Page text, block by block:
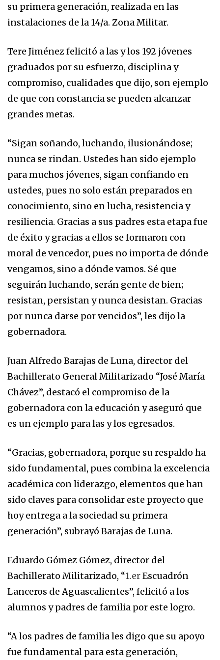
su primera generación, realizada en las
instalaciones de la 14/a. Zona Militar.
Tere Jiménez felicitó a las y los 192 jóvenes
graduados por su esfuerzo, disciplina y
compromiso, cualidades que dijo, son ejemplo
de que con constancia se pueden alcanzar
grandes metas.
“Sigan soñando, luchando, ilusionándose;
nunca se rindan. Ustedes han sido ejemplo
para muchos jóvenes, sigan confiando en
ustedes, pues no solo están preparados en
conocimiento, sino en lucha, resistencia y
resiliencia. Gracias a sus padres esta etapa fue
de éxito y gracias a ellos se formaron con
moral de vencedor, pues no importa de dónde
vengamos, sino a dónde vamos. Sé que
seguirán luchando, serán gente de bien;
resistan, persistan y nunca desistan. Gracias
por nunca darse por vencidos”, les dijo la
gobernadora.
Juan Alfredo Barajas de Luna, director del
Bachillerato General Militarizado “José María
Chávez”, destacó el compromiso de la
gobernadora con la educación y aseguró que
es un ejemplo para las y los egresados.
“Gracias, gobernadora, porque su respaldo ha
sido fundamental, pues combina la excelencia
académica con liderazgo, elementos que han
sido claves para consolidar este proyecto que
hoy entrega a la sociedad su primera
generación”, subrayó Barajas de Luna.
Eduardo Gómez Gómez, director del
Bachillerato Militarizado, “1.erEscuadrón
Lanceros de Aguascalientes”, felicitó a los
alumnos y padres de familia por este logro.
“A los padres de familia les digo que su apoyo
fue fundamental para esta generación,